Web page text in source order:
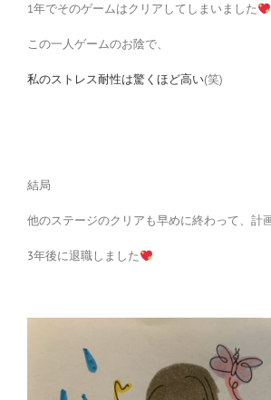
1年でそのゲームはクリアしてしまいました
この一人ゲームのお陰で、
私のストレス耐性は驚くほど高い(笑)
結局
他のステージのクリアも早めに終わって、計
3年後に退職しました